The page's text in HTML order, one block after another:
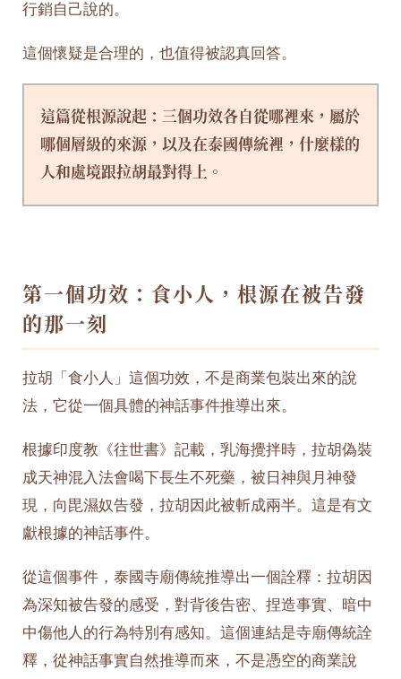
行銷自己說的。
這個懷疑是合理的，也值得被認真回答。
這篇從根源說起：三個功效各自從哪裡來，屬於
哪個層級的來源，以及在泰國傳統裡，什麼樣的
人和處境跟拉胡最對得上。
第一個功效：食小人，根源在被告發
的那一刻
拉胡「食小人」這個功效，不是商業包裝出來的說
法，它從一個具體的神話事件推導出來。
根據印度教《往世書》記載，乳海攪拌時，拉胡偽裝
成天神混入法會喝下長生不死藥，被日神與月神發
現，向毘濕奴告發，拉胡因此被斬成兩半。這是有文
獻根據的神話事件。
從這個事件，泰國寺廟傳統推導出一個詮釋：拉胡因
為深知被告發的感受，對背後告密、捏造事實、暗中
中傷他人的行為特別有感知。這個連結是寺廟傳統詮
釋，從神話事實自然推導而來，不是憑空的商業說